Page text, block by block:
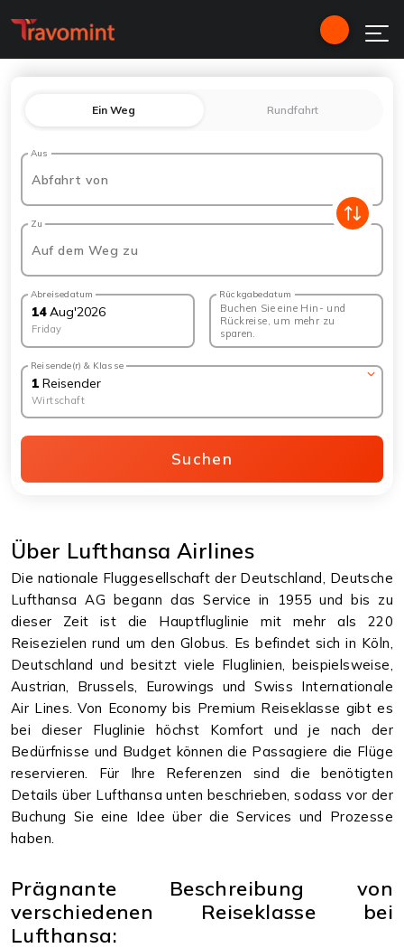
Ein Weg Rundfahrt
Aus
Abfahrt von
Zu
Auf dem Weg zu
Abreisedatum
14 Aug'2026
Friday
Rückgabedatum
Buchen Sie eine Hin- und
Rückreise, um mehr zu
sparen.
Reisende(r) & Klasse
1 Reisender
Wirtschaft
Suchen
Über Lufthansa Airlines
Die nationale Fluggesellschaft der Deutschland, Deutsche
Lufthansa AG begann das Service in 1955 und bis zu
dieser Zeit ist die Hauptfluglinie mit mehr als 220
Reisezielen rund um den Globus. Es befindet sich in Köln,
Deutschland und besitzt viele Fluglinien, beispielsweise,
Austrian, Brussels, Eurowings und Swiss Internationale
Air Lines. Von Economy bis Premium Reiseklasse gibt es
bei dieser Fluglinie höchst Komfort und je nach der
Bedürfnisse und Budget können die Passagiere die Flüge
reservieren. Für Ihre Referenzen sind die benötigten
Details über Lufthansa unten beschrieben, sodass vor der
Buchung Sie eine Idee über die Services und Prozesse
haben.
Prägnante Beschreibung von
verschiedenen Reiseklasse bei
Lufthansa: